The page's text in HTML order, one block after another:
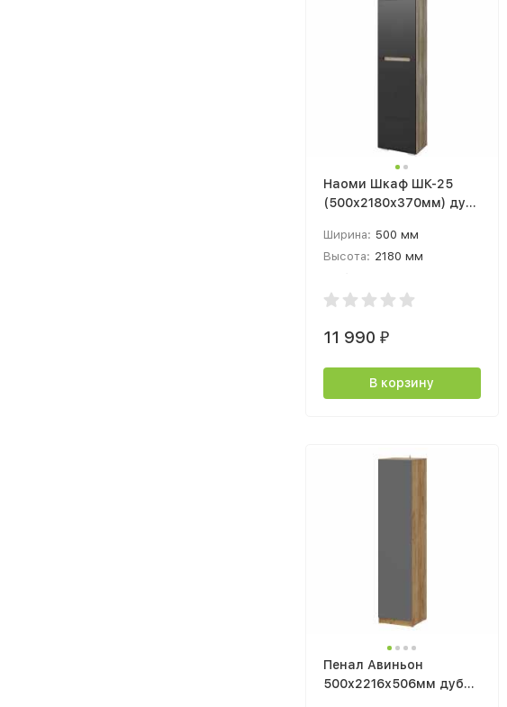
Наоми Шкаф ШК-25
(500х2180х370мм) дуб
Ширина: 500 мм
Высота: 2180 мм
11 990 ₽
В корзину
Пенал Авиньон
500х2216х506мм дуб